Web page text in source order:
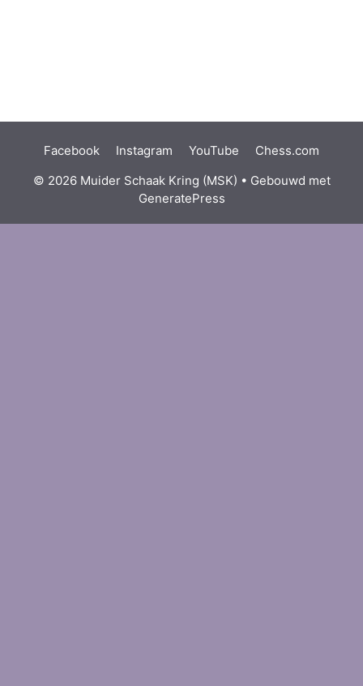
Facebook Instagram YouTube
Chess.com
© 2026 Muider Schaak Kring (MSK) • Gebouwd met
GeneratePress